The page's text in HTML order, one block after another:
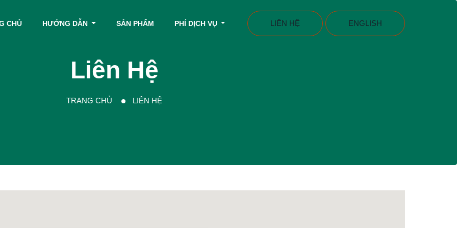
CHỦ HƯỚNG DẪN SẢN PHẨM PHÍ DỊCH VỤ LIÊN HỆ ENGLISH
Liên Hệ
TRANG CHỦ LIÊN HỆ